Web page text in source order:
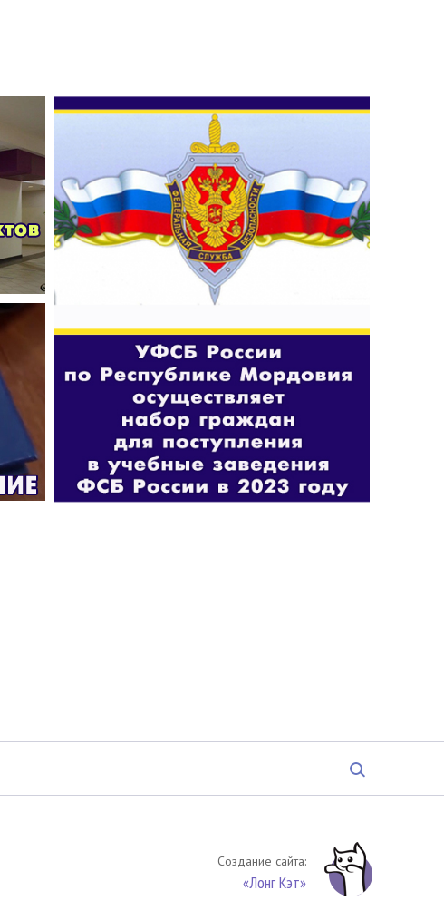
Создание сайта:
«Лонг Кэт»